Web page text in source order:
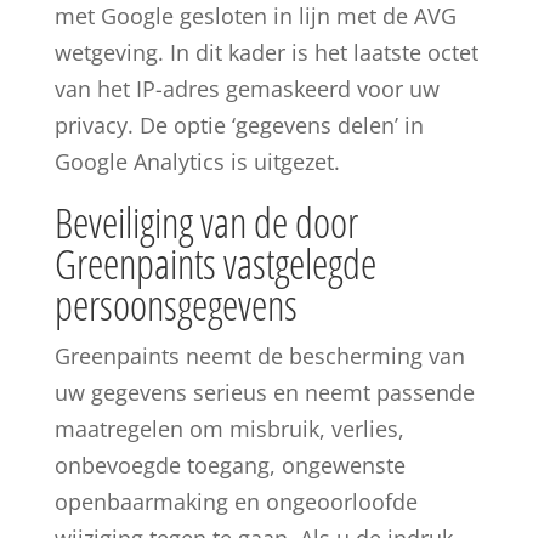
met Google gesloten in lijn met de AVG
wetgeving. In dit kader is het laatste octet
van het IP-adres gemaskeerd voor uw
privacy. De optie ‘gegevens delen’ in
Google Analytics is uitgezet.
Beveiliging van de door
Greenpaints vastgelegde
persoonsgegevens
Greenpaints neemt de bescherming van
uw gegevens serieus en neemt passende
maatregelen om misbruik, verlies,
onbevoegde toegang, ongewenste
openbaarmaking en ongeoorloofde